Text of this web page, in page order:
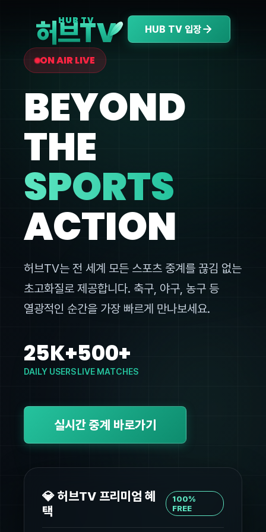
HUB TV
허브TV HUB TV 입장
ON AIR LIVE
BEYOND
THE
SPORTS
ACTION
허브TV는 전 세계 모든 스포츠 중계를 끊김 없는
초고화질로 제공합니다. 축구, 야구, 농구 등
열광적인 순간을 가장 빠르게 만나보세요.
25K+
DAILY USERS
500+
LIVE MATCHES
실시간 중계 바로가기
💎 허브TV 프리미엄 혜
택
100%
FREE